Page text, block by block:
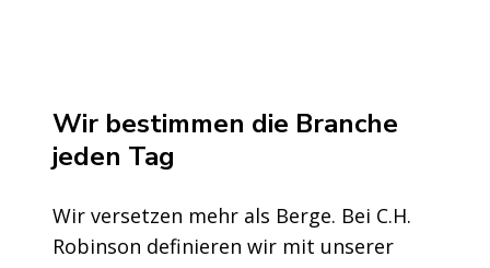
Wir bestimmen die Branche
jeden Tag
Wir versetzen mehr als Berge. Bei C.H.
Robinson definieren wir mit unserer